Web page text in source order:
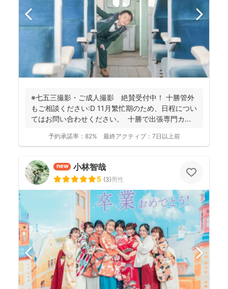
※七五三撮影・ご成人撮影 絶賛受付中！ 十勝管外
もご相談ください:D 11月繁忙期のため、日程につい
てはお問い合わせください。 十勝で出張専門カ...
予約承諾率： 82% 最終アクティブ： 7日以上前
new 小林智哉
5 (3)男性